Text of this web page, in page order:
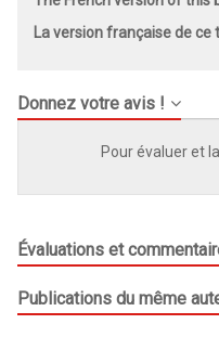
La version française de ce
Donnez votre avis !
Pour évaluer et
Évaluations et
Publications du même